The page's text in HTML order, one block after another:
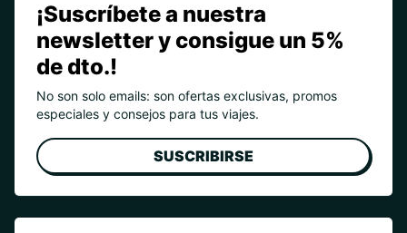
¡Suscríbete a nuestra
newsletter y consigue un 5%
de dto.!
No son solo emails: son ofertas exclusivas, promos
especiales y consejos para tus viajes.
SUSCRIBIRSE